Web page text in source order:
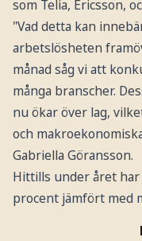
som Telia, Ericsson,
"Vad detta kan
arbetslösheten
månad såg vi att
många branscher.
nu ökar över lag,
och
Gabriella Göransson.
Hittills under året
procent jämfört med